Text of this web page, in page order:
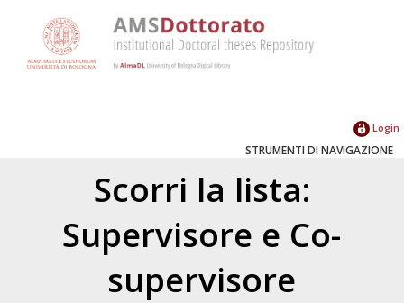
Login
STRUMENTI DI NAVIGAZIONE
Scorri la lista:
Supervisore e Co-
supervisore